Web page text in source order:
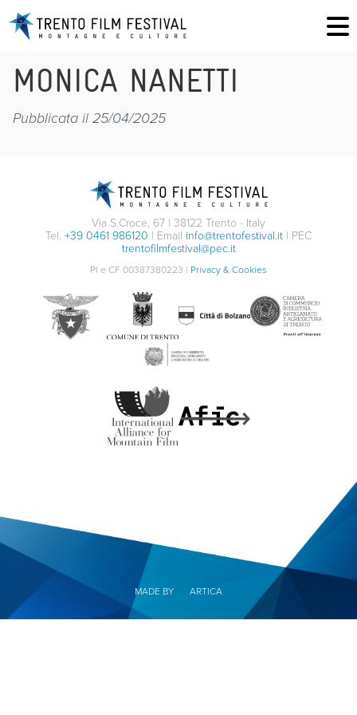
MONICA NANETTI
Pubblicata il 25/04/2025
Via S.Croce, 67 | 38122 Trento - Italy
Tel. +39 0461 986120 | Email info@trentofestival.it | PEC
trentofilmfestival@pec.it
PI e CF 00387380223 | Privacy & Cookies
MADE BY ARTICA